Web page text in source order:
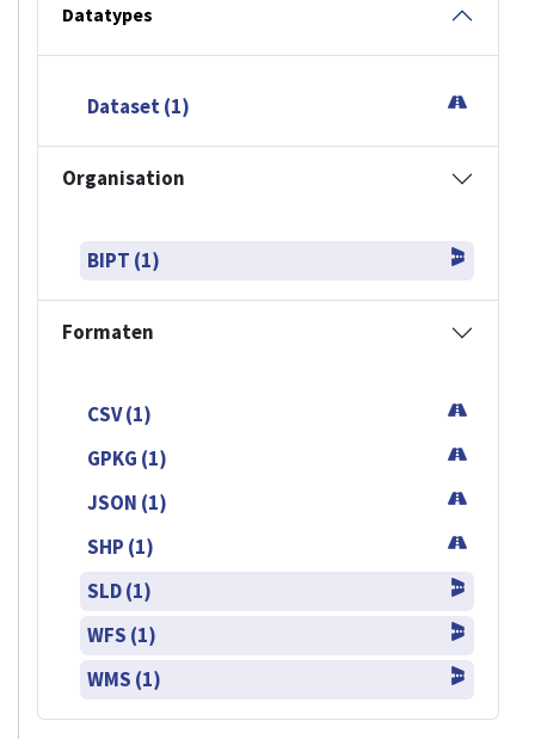
Datatypes
Dataset (1)
Organisation
BIPT (1)
Formaten
CSV (1)
GPKG (1)
JSON (1)
SHP (1)
SLD (1)
WFS (1)
WMS (1)